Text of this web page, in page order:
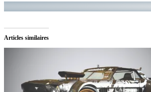
Articles similaires